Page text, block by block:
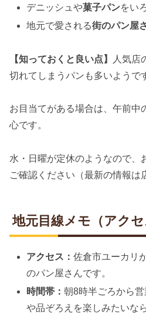
デニッシュや菓子パンをい
地元で愛される街のパン屋
【知っておくと良い点】
人気店
切れてしまうパンも多いようで
お目当てがある場合は、午前中
心です。
水・日曜が定休のようなので、
ご確認ください（最新の情報は
地元目線メモ（アクセ
アクセス：佐倉市ユーカリ
のパン屋さんです。
時間帯：朝8時半ごろから
や品ぞろえを楽しみたいな